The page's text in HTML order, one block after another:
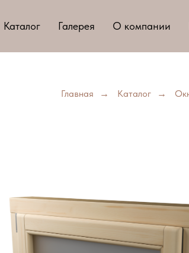
Каталог Галерея О компании
Главная → Каталог →